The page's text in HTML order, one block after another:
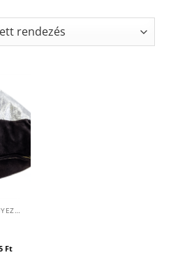
HEGESZTÉS ÉS MUNKAKÖRNYEZET VÉDELME
Ft